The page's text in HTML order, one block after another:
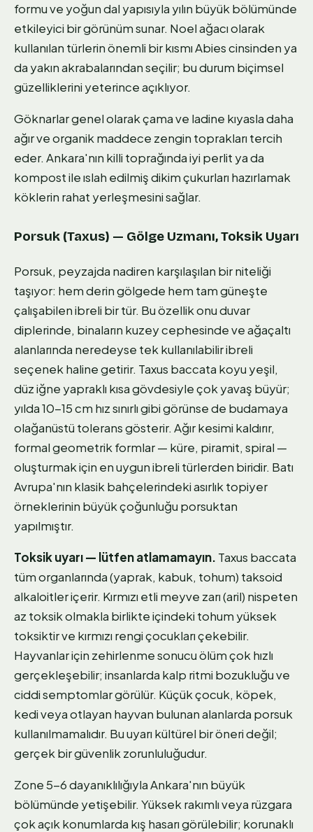
formu ve yoğun dal yapısıyla yılın büyük bölümünde
etkileyici bir görünüm sunar. Noel ağacı olarak
kullanılan türlerin önemli bir kısmı Abies cinsinden ya
da yakın akrabalarından seçilir; bu durum biçimsel
güzelliklerini yeterince açıklıyor.
Göknarlar genel olarak çama ve ladine kıyasla daha
ağır ve organik maddece zengin toprakları tercih
eder. Ankara'nın killi toprağında iyi perlit ya da
kompost ile ıslah edilmiş dikim çukurları hazırlamak
köklerin rahat yerleşmesini sağlar.
Porsuk (Taxus) — Gölge Uzmanı, Toksik Uyarı
Porsuk, peyzajda nadiren karşılaşılan bir niteliği
taşıyor: hem derin gölgede hem tam güneşte
çalışabilen ibreli bir tür. Bu özellik onu duvar
diplerinde, binaların kuzey cephesinde ve ağaçaltı
alanlarında neredeyse tek kullanılabilir ibreli
seçenek haline getirir. Taxus baccata koyu yeşil,
düz iğne yapraklı kısa gövdesiyle çok yavaş büyür;
yılda 10-15 cm hız sınırlı gibi görünse de budamaya
olağanüstü tolerans gösterir. Ağır kesimi kaldırır,
formal geometrik formlar — küre, piramit, spiral —
oluşturmak için en uygun ibreli türlerden biridir. Batı
Avrupa'nın klasik bahçelerindeki asırlık topiyer
örneklerinin büyük çoğunluğu porsuktan
yapılmıştır.
Toksik uyarı — lütfen atlamamayın. Taxus baccata
tüm organlarında (yaprak, kabuk, tohum) taksoid
alkaloitler içerir. Kırmızı etli meyve zarı (aril) nispeten
az toksik olmakla birlikte içindeki tohum yüksek
toksiktir ve kırmızı rengi çocukları çekebilir.
Hayvanlar için zehirlenme sonucu ölüm çok hızlı
gerçekleşebilir; insanlarda kalp ritmi bozukluğu ve
ciddi semptomlar görülür. Küçük çocuk, köpek,
kedi veya otlayan hayvan bulunan alanlarda porsuk
kullanılmamalıdır. Bu uyarı kültürel bir öneri değil;
gerçek bir güvenlik zorunluluğudur.
Zone 5-6 dayanıklılığıyla Ankara'nın büyük
bölümünde yetişebilir. Yüksek rakımlı veya rüzgara
çok açık konumlarda kış hasarı görülebilir; korunaklı